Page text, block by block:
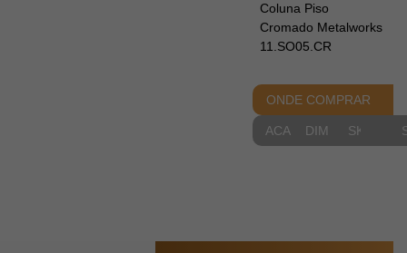
Coluna Piso
Cromado Metalworks
11.SO05.CR
ONDE COMPRAR
ACABAMENTOS
DIMENSIONAIS